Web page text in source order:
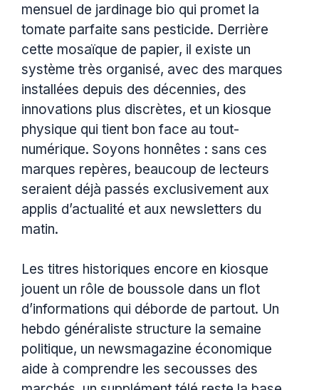
mensuel de jardinage bio qui promet la
tomate parfaite sans pesticide. Derrière
cette mosaïque de papier, il existe un
système très organisé, avec des marques
installées depuis des décennies, des
innovations plus discrètes, et un kiosque
physique qui tient bon face au tout-
numérique. Soyons honnêtes : sans ces
marques repères, beaucoup de lecteurs
seraient déjà passés exclusivement aux
applis d’actualité et aux newsletters du
matin.
Les titres historiques encore en kiosque
jouent un rôle de boussole dans un flot
d’informations qui déborde de partout. Un
hebdo généraliste structure la semaine
politique, un newsmagazine économique
aide à comprendre les secousses des